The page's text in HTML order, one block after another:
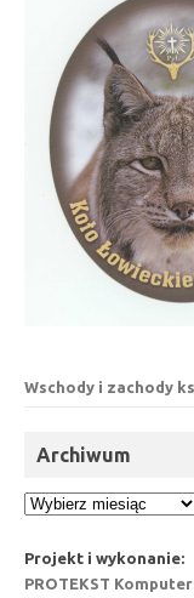
Wschody i zachody
Archiwum
Archiwum
Projekt i wykonanie:
PROTEKST